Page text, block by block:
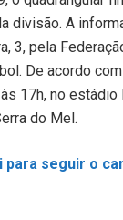
divisão. A
3, pela
De acordo
17h, no
do Mel.
para seguir o